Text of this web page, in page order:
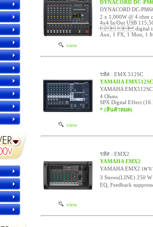
view
DYNACORD DC-
DYNACORD DC-
2 x 1,000W @ 4 ohm
4x4 In/Out USB
  digital
Aux, 1 FX, 1 Mon, 1
view
รหัส : EMX 512SC
YAMAHA EMX512SC
YAMAHA
4 Ohms
SPX Digital Effect (16
* (สินค้าหมด)
view
รหัส : EMX2
YAMAHA EMX2
YAMAHA EMX2 เพา
3 Stereo(LINE) 250
EQ, Feedback